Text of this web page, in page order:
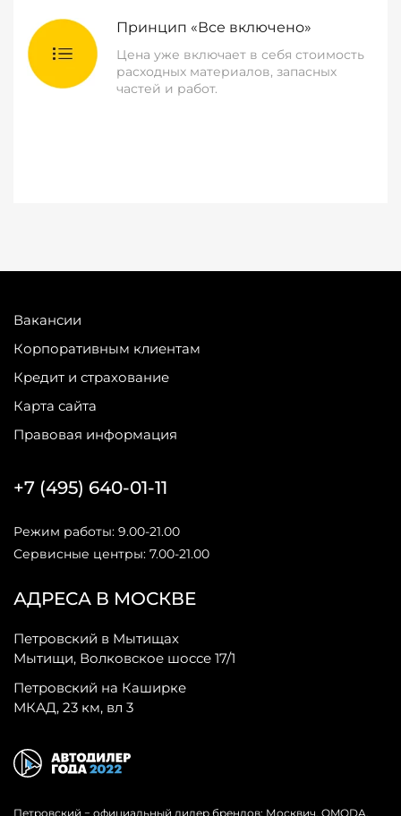
Принцип «Все включено»
Цена уже включает в себя стоимость
расходных материалов, запасных
частей и работ.
Вакансии
Корпоративным клиентам
Кредит и страхование
Карта сайта
Правовая информация
АДРЕСА В МОСКВЕ
Петровский в Мытищах
Мытищи, Волковское шоссе 17/1
Петровский на Каширке
МКАД, 23 км, вл 3
+7 (495) 640-01-11
Режим работы: 9.00-21.00
Сервисные центры: 7.00-21.00
Петровский − официальный дилер брендов: Москвич, OMODA,